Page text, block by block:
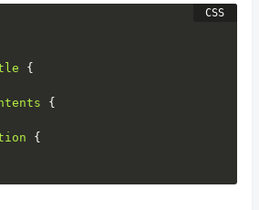
{
{
{